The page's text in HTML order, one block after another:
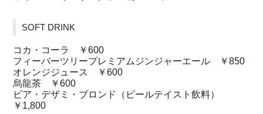
SOFT DRINK
コカ・コーラ ￥600
フィーバーツリープレミアムジンジャーエール ￥850
オレンジジュース ￥600
烏龍茶 ￥600
ビア・デザミ・ブロンド（ビールテイスト飲料）
￥1,800